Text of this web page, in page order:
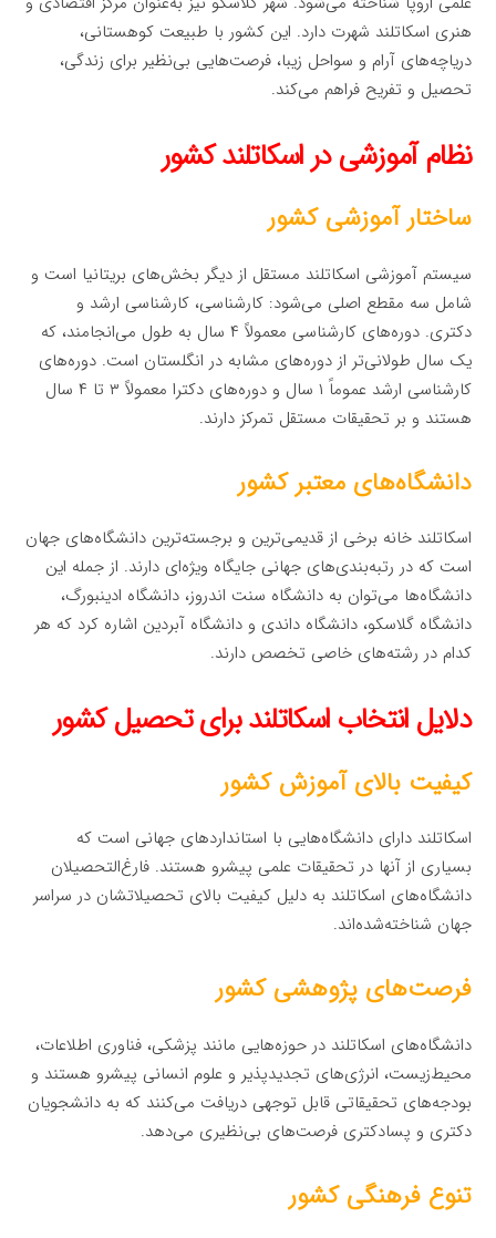
هنری اسکاتلند شهرت دارد. این کشور با طبیعت کوهستانی،
دریاچه‌های آرام و سواحل زیبا، فرصت‌هایی بی‌نظیر برای زندگی،
تحصیل و تفریح فراهم می‌کند.
نظام آموزشی در اسکاتلند کشور
ساختار آموزشی کشور
سیستم آموزشی اسکاتلند مستقل از دیگر بخش‌های بریتانیا است و
شامل سه مقطع اصلی می‌شود: کارشناسی، کارشناسی ارشد و
دکتری. دوره‌های کارشناسی معمولاً ۴ سال به طول می‌انجامند، که
یک سال طولانی‌تر از دوره‌های مشابه در انگلستان است. دوره‌های
کارشناسی ارشد عموماً ۱ سال و دوره‌های دکترا معمولاً ۳ تا ۴ سال
هستند و بر تحقیقات مستقل تمرکز دارند.
دانشگاه‌های معتبر کشور
اسکاتلند خانه برخی از قدیمی‌ترین و برجسته‌ترین دانشگاه‌های جهان
است که در رتبه‌بندی‌های جهانی جایگاه ویژه‌ای دارند. از جمله این
دانشگاه‌ها می‌توان به دانشگاه سنت اندروز، دانشگاه ادینبورگ،
دانشگاه گلاسکو، دانشگاه داندی و دانشگاه آبردین اشاره کرد که هر
کدام در رشته‌های خاصی تخصص دارند.
دلایل انتخاب اسکاتلند برای تحصیل کشور
کیفیت بالای آموزش کشور
اسکاتلند دارای دانشگاه‌هایی با استانداردهای جهانی است که
بسیاری از آنها در تحقیقات علمی پیشرو هستند. فارغ‌التحصیلان
دانشگاه‌های اسکاتلند به دلیل کیفیت بالای تحصیلاتشان در سراسر
جهان شناخته‌شده‌اند.
فرصت‌های پژوهشی کشور
دانشگاه‌های اسکاتلند در حوزه‌هایی مانند پزشکی، فناوری اطلاعات،
محیط‌زیست، انرژی‌های تجدیدپذیر و علوم انسانی پیشرو هستند و
بودجه‌های تحقیقاتی قابل توجهی دریافت می‌کنند که به دانشجویان
دکتری و پسادکتری فرصت‌های بی‌نظیری می‌دهد.
تنوع فرهنگی کشور